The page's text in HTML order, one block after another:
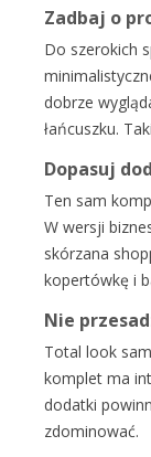
Zadbaj o
Do szerokich
dobrze
łańcuszku.
Dopasuj
Ten sam
W wersji
skórzana
kopertówkę i
Nie
Total look
komplet ma
dodatki
zdominować.